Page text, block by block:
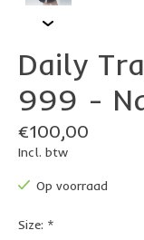
Daily
999 -
€100,00
Incl. btw
Op voorraad
Size: *